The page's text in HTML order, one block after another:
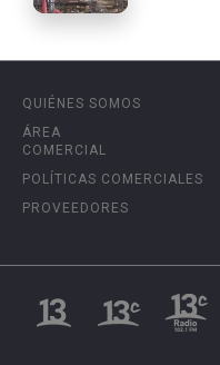
QUIÉNES SOMOS
ÁREA
COMERCIAL
POLÍTICAS COMERCIALES
PROVEEDORES